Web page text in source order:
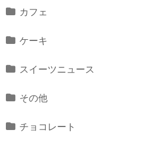
カフェ
ケーキ
スイーツニュース
その他
チョコレート